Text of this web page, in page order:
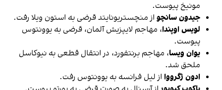
مونیخ پیوست.
جیدون سانچو از منچستریونایتد قرضی به استون ویلا رفت.
لویس اوپندا، مهاجم لایپزیش آلمان، قرضی به یوونتوس
پیوست.
یوان ویسا، مهاجم برنتفورد، در انتقال قطعی به نیوکاسل
ملحق شد.
ادون ژگرووا از لیل فرانسه به یوونتوس رفت.